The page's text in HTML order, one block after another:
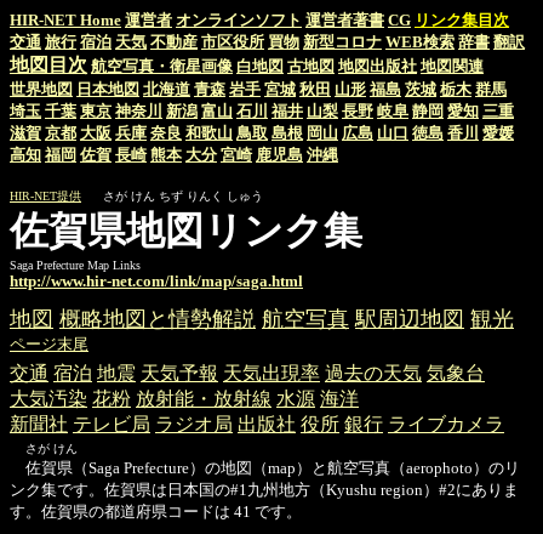
HIR-NET Home 運営者 オンラインソフト 運営者著書 CG リンク集目次
交通 旅行 宿泊 天気 不動産 市区役所 買物 新型コロナ WEB検索 辞書 翻訳
地図目次 航空写真・衛星画像 白地図 古地図 地図出版社 地図関連
世界地図 日本地図 北海道 青森 岩手 宮城 秋田 山形 福島 茨城 栃木 群馬
埼玉 千葉 東京 神奈川 新潟 富山 石川 福井 山梨 長野 岐阜 静岡 愛知 三重
滋賀 京都 大阪 兵庫 奈良 和歌山 鳥取 島根 岡山 広島 山口 徳島 香川 愛媛
高知 福岡 佐賀 長崎 熊本 大分 宮崎 鹿児島 沖縄
HIR-NET提供 さが けん ちず りんく しゅう
佐賀県地図リンク集
Saga Prefecture Map Links
http://www.hir-net.com/link/map/saga.html
地図 概略地図と情勢解説 航空写真 駅周辺地図 観光
ページ末尾
交通 宿泊 地震 天気予報 天気出現率 過去の天気 気象台
大気汚染 花粉 放射能・放射線 水源 海洋
新聞社 テレビ局 ラジオ局 出版社 役所 銀行 ライブカメラ
さが けん
佐賀県（Saga Prefecture）の地図（map）と航空写真（aerophoto）のリ
ンク集です。佐賀県は日本国の#1九州地方（Kyushu region）#2にありま
す。佐賀県の都道府県コードは 41 です。